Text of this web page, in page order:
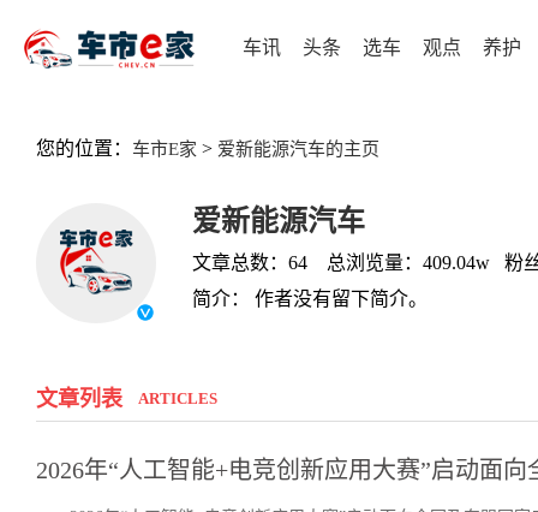
车讯 头条 选车 观点 养护
您的位置： 车市E家 > 爱新能源汽车的主页
爱新能源汽车
文章总数：64 总浏览量：409.04w 粉
简介： 作者没有留下简介。
文章列表 ARTICLES
2026年“人工智能+电竞创新应用大赛”启动面